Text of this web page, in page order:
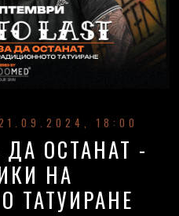
18:00
ОСТАНАТ -
НА
ТАТУИРАНЕ